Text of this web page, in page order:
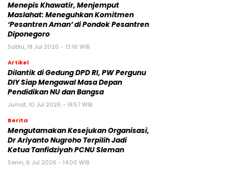
Menepis Khawatir, Menjemput
Maslahat: Meneguhkan Komitmen
‘Pesantren Aman’ di Pondok Pesantren
Diponegoro
Sabtu, 18 Jul 2026 - 13:16 WIB
Artikel
Dilantik di Gedung DPD RI, PW Pergunu
DIY Siap Mengawal Masa Depan
Pendidikan NU dan Bangsa
Jumat, 10 Jul 2026 - 18:57 WIB
Berita
Mengutamakan Kesejukan Organisasi,
Dr Ariyanto Nugroho Terpilih Jadi
Ketua Tanfidziyah PCNU Sleman
Senin, 6 Jul 2026 - 14:00 WIB